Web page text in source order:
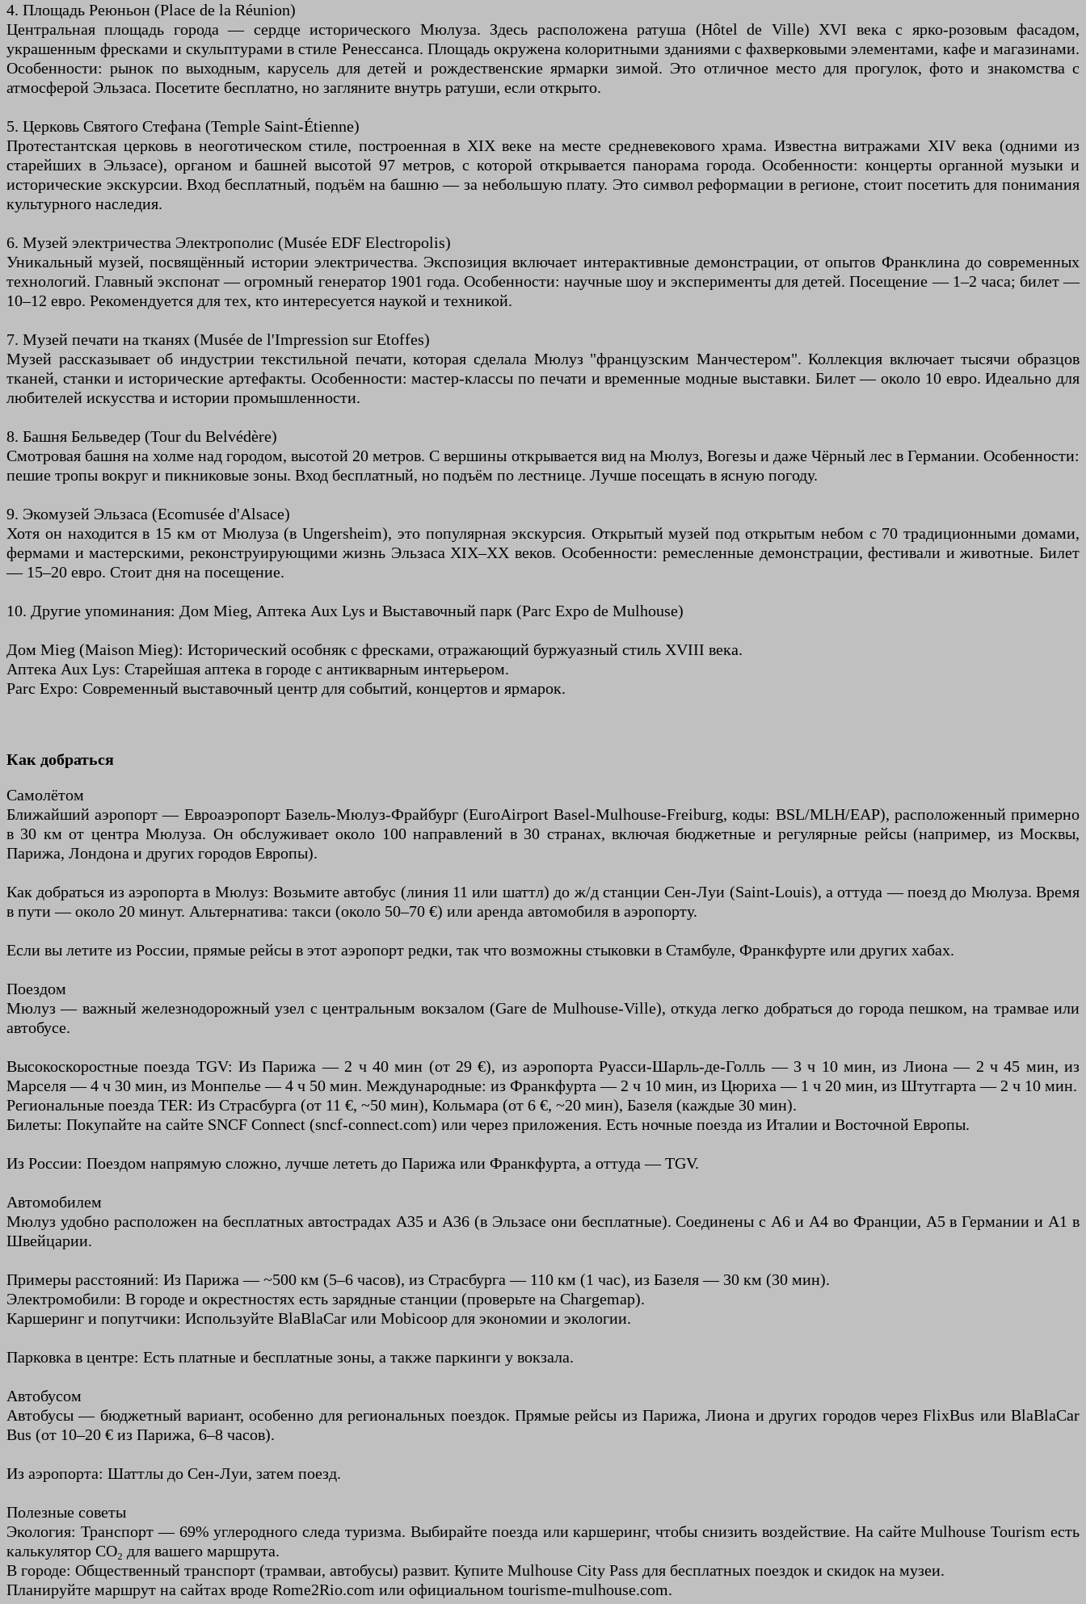
4. Площадь Реюньон (Place de la Réunion)
Центральная площадь города — сердце исторического Мюлуза. Здесь расположена ратуша (Hôtel de Ville) XVI века с ярко-розовым фасадом,
украшенным фресками и скульптурами в стиле Ренессанса. Площадь окружена колоритными зданиями с фахверковыми элементами, кафе и магазинами.
Особенности: рынок по выходным, карусель для детей и рождественские ярмарки зимой. Это отличное место для прогулок, фото и знакомства с
атмосферой Эльзаса. Посетите бесплатно, но загляните внутрь ратуши, если открыто.
5. Церковь Святого Стефана (Temple Saint-Étienne)
Протестантская церковь в неоготическом стиле, построенная в XIX веке на месте средневекового храма. Известна витражами XIV века (одними из
старейших в Эльзасе), органом и башней высотой 97 метров, с которой открывается панорама города. Особенности: концерты органной музыки и
исторические экскурсии. Вход бесплатный, подъём на башню — за небольшую плату. Это символ реформации в регионе, стоит посетить для понимания
культурного наследия.
6. Музей электричества Электрополис (Musée EDF Electropolis)
Уникальный музей, посвящённый истории электричества. Экспозиция включает интерактивные демонстрации, от опытов Франклина до современных
технологий. Главный экспонат — огромный генератор 1901 года. Особенности: научные шоу и эксперименты для детей. Посещение — 1–2 часа; билет —
10–12 евро. Рекомендуется для тех, кто интересуется наукой и техникой.
7. Музей печати на тканях (Musée de l'Impression sur Etoffes)
Музей рассказывает об индустрии текстильной печати, которая сделала Мюлуз "французским Манчестером". Коллекция включает тысячи образцов
тканей, станки и исторические артефакты. Особенности: мастер-классы по печати и временные модные выставки. Билет — около 10 евро. Идеально для
любителей искусства и истории промышленности.
8. Башня Бельведер (Tour du Belvédère)
Смотровая башня на холме над городом, высотой 20 метров. С вершины открывается вид на Мюлуз, Вогезы и даже Чёрный лес в Германии. Особенности:
пешие тропы вокруг и пикниковые зоны. Вход бесплатный, но подъём по лестнице. Лучше посещать в ясную погоду.
9. Экомузей Эльзаса (Ecomusée d'Alsace)
Хотя он находится в 15 км от Мюлуза (в Ungersheim), это популярная экскурсия. Открытый музей под открытым небом с 70 традиционными домами,
фермами и мастерскими, реконструирующими жизнь Эльзаса XIX–XX веков. Особенности: ремесленные демонстрации, фестивали и животные. Билет
— 15–20 евро. Стоит дня на посещение.
10. Другие упоминания: Дом Mieg, Аптека Aux Lys и Выставочный парк (Parc Expo de Mulhouse)
Дом Mieg (Maison Mieg): Исторический особняк с фресками, отражающий буржуазный стиль XVIII века.
Аптека Aux Lys: Старейшая аптека в городе с антикварным интерьером.
Parc Expo: Современный выставочный центр для событий, концертов и ярмарок.
Как добраться
Самолётом
Ближайший аэропорт — Евроаэропорт Базель-Мюлуз-Фрайбург (EuroAirport Basel-Mulhouse-Freiburg, коды: BSL/MLH/EAP), расположенный примерно
в 30 км от центра Мюлуза. Он обслуживает около 100 направлений в 30 странах, включая бюджетные и регулярные рейсы (например, из Москвы,
Парижа, Лондона и других городов Европы).
Как добраться из аэропорта в Мюлуз: Возьмите автобус (линия 11 или шаттл) до ж/д станции Сен-Луи (Saint-Louis), а оттуда — поезд до Мюлуза. Время
в пути — около 20 минут. Альтернатива: такси (около 50–70 €) или аренда автомобиля в аэропорту.
Если вы летите из России, прямые рейсы в этот аэропорт редки, так что возможны стыковки в Стамбуле, Франкфурте или других хабах.
Поездом
Мюлуз — важный железнодорожный узел с центральным вокзалом (Gare de Mulhouse-Ville), откуда легко добраться до города пешком, на трамвае или
автобусе.
Высокоскоростные поезда TGV: Из Парижа — 2 ч 40 мин (от 29 €), из аэропорта Руасси-Шарль-де-Голль — 3 ч 10 мин, из Лиона — 2 ч 45 мин, из
Марселя — 4 ч 30 мин, из Монпелье — 4 ч 50 мин. Международные: из Франкфурта — 2 ч 10 мин, из Цюриха — 1 ч 20 мин, из Штутгарта — 2 ч 10 мин.
Региональные поезда TER: Из Страсбурга (от 11 €, ~50 мин), Кольмара (от 6 €, ~20 мин), Базеля (каждые 30 мин).
Билеты: Покупайте на сайте SNCF Connect (sncf-connect.com) или через приложения. Есть ночные поезда из Италии и Восточной Европы.
Из России: Поездом напрямую сложно, лучше лететь до Парижа или Франкфурта, а оттуда — TGV.
Автомобилем
Мюлуз удобно расположен на бесплатных автострадах A35 и A36 (в Эльзасе они бесплатные). Соединены с A6 и A4 во Франции, A5 в Германии и A1 в
Швейцарии.
Примеры расстояний: Из Парижа — ~500 км (5–6 часов), из Страсбурга — 110 км (1 час), из Базеля — 30 км (30 мин).
Электромобили: В городе и окрестностях есть зарядные станции (проверьте на Chargemap).
Каршеринг и попутчики: Используйте BlaBlaCar или Mobicoop для экономии и экологии.
Парковка в центре: Есть платные и бесплатные зоны, а также паркинги у вокзала.
Автобусом
Автобусы — бюджетный вариант, особенно для региональных поездок. Прямые рейсы из Парижа, Лиона и других городов через FlixBus или BlaBlaCar
Bus (от 10–20 € из Парижа, 6–8 часов).
Из аэропорта: Шаттлы до Сен-Луи, затем поезд.
Полезные советы
Экология: Транспорт — 69% углеродного следа туризма. Выбирайте поезда или каршеринг, чтобы снизить воздействие. На сайте Mulhouse Tourism есть
калькулятор CO₂ для вашего маршрута.
В городе: Общественный транспорт (трамваи, автобусы) развит. Купите Mulhouse City Pass для бесплатных поездок и скидок на музеи.
Планируйте маршрут на сайтах вроде Rome2Rio.com или официальном tourisme-mulhouse.com.